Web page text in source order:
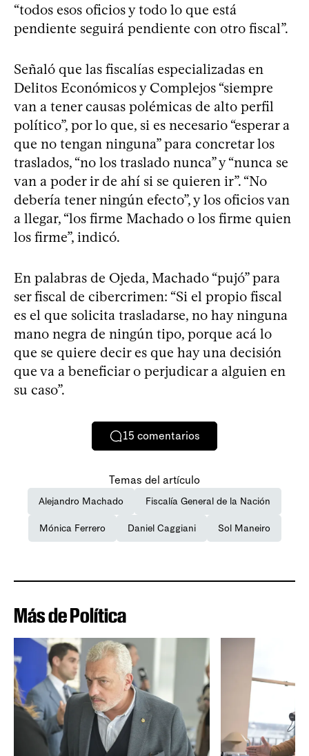
“todos esos oficios y todo lo que está
pendiente seguirá pendiente con otro fiscal”.
Señaló que las fiscalías especializadas en
Delitos Económicos y Complejos “siempre
van a tener causas polémicas de alto perfil
político”, por lo que, si es necesario “esperar a
que no tengan ninguna” para concretar los
traslados, “no los traslado nunca” y “nunca se
van a poder ir de ahí si se quieren ir”. “No
debería tener ningún efecto”, y los oficios van
a llegar, “los firme Machado o los firme quien
los firme”, indicó.
En palabras de Ojeda, Machado “pujó” para
ser fiscal de cibercrimen: “Si el propio fiscal
es el que solicita trasladarse, no hay ninguna
mano negra de ningún tipo, porque acá lo
que se quiere decir es que hay una decisión
que va a beneficiar o perjudicar a alguien en
su caso”.
15 comentarios
Temas del artículo
Alejandro Machado Fiscalía General de la Nación
Mónica Ferrero Daniel Caggiani Sol Maneiro
Más de Política